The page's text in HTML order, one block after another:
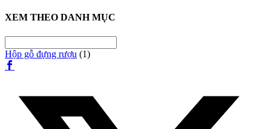
XEM THEO DANH MỤC
Hộp gỗ đựng rượu (1)